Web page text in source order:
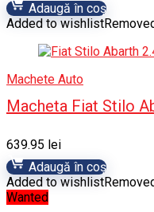
Adaugă în coș
Added to wishlist
Machete Auto
Macheta Fiat Stilo
639.95 lei
Adaugă în coș
Added to wishlist
Wanted